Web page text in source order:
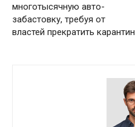
многотысячную авто-
забастовку, требуя от
властей прекратить карантин